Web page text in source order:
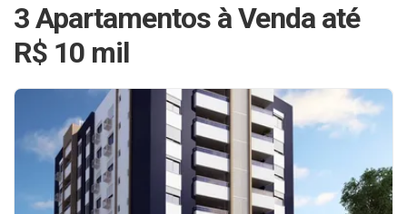
3 Apartamentos à Venda até
R$ 10 mil